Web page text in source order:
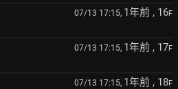
07/13 17:15, 1年前 , 16F
07/13 17:15, 1年前 , 17F
07/13 17:15, 1年前 , 18F